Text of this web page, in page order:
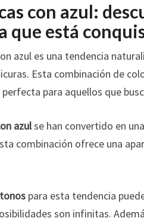
con azul:
que está
azul es una tendencia
Esta combinación de
para aquellos que
azulse han convertido en
combinación ofrece una
para esta tendencia
son infinitas.